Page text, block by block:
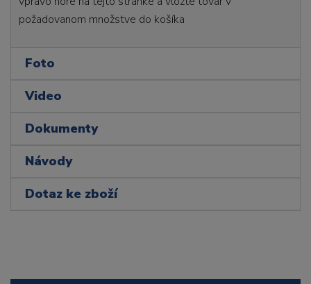
požadovanom množstve do košíka
Foto
Video
Dokumenty
Návody
Dotaz ke zboží